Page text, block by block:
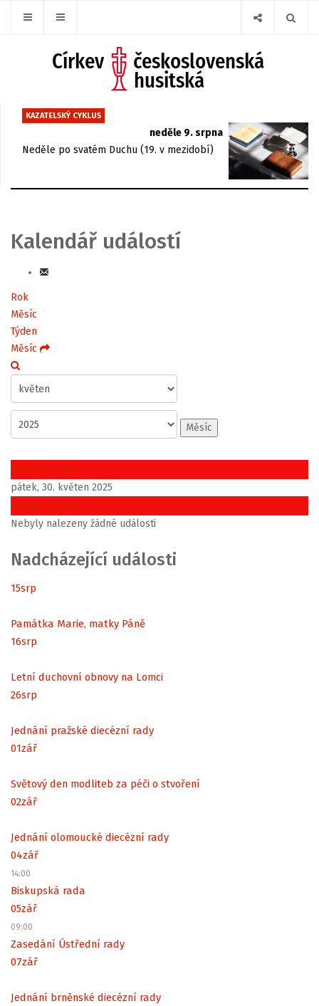
KAZATELSKÝ CYKLUS
neděle 9. srpna
Neděle po svatém Duchu (19. v mezidobí)
Kalendář událostí
Rok
Měsíc
Týden
Měsíc
Měsíc
Předchozí den
pátek, 30. květen 2025
Následující den
Nebyly nalezeny žádné události
Nadcházející události
15srp
Památka Marie, matky Páně
16srp
Letní duchovní obnovy na Lomci
26srp
Jednání pražské diecézní rady
01zář
Světový den modliteb za péči o stvoření
02zář
Jednání olomoucké diecézní rady
04zář
14:00
Biskupská rada
05zář
09:00
Zasedání Ústřední rady
07zář
Jednání brněnské diecézní rady